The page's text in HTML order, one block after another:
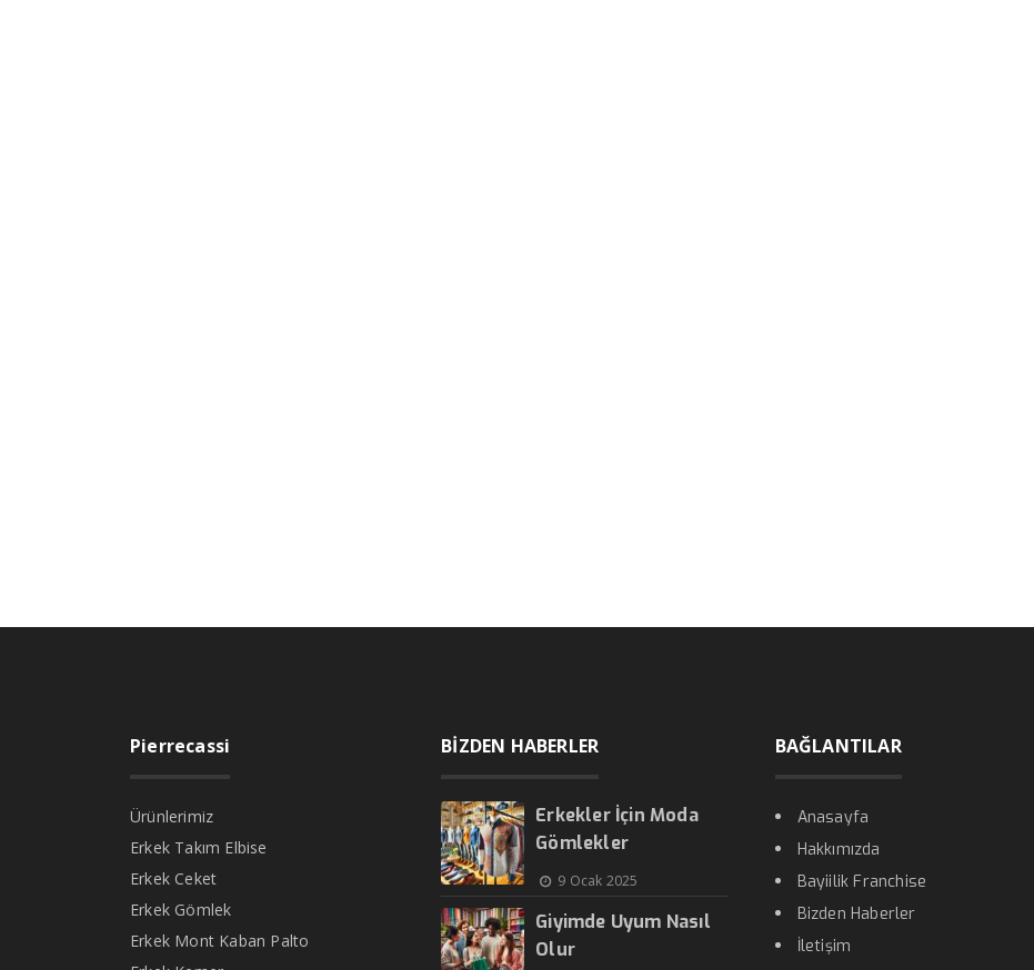
Pierrecassi
Ürünlerimiz
Erkek Takım Elbise
Erkek Ceket
Erkek Gömlek
Erkek Mont Kaban Palto
BİZDEN HABERLER
Erkekler İçin Moda
Gömlekler
9 Ocak 2025
Giyimde Uyum Nasıl
Olur
BAĞLANTILAR
Anasayfa
Hakkımızda
Bayiilik Franchise
Bizden Haberler
İletişim